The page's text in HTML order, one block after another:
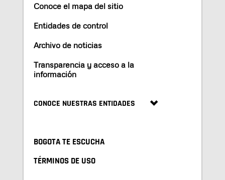
Conoce el mapa del sitio
Entidades de control
Archivo de noticias
Transparencia y acceso a la
información
CONOCE NUESTRAS ENTIDADES
BOGOTA TE ESCUCHA
TÉRMINOS DE USO